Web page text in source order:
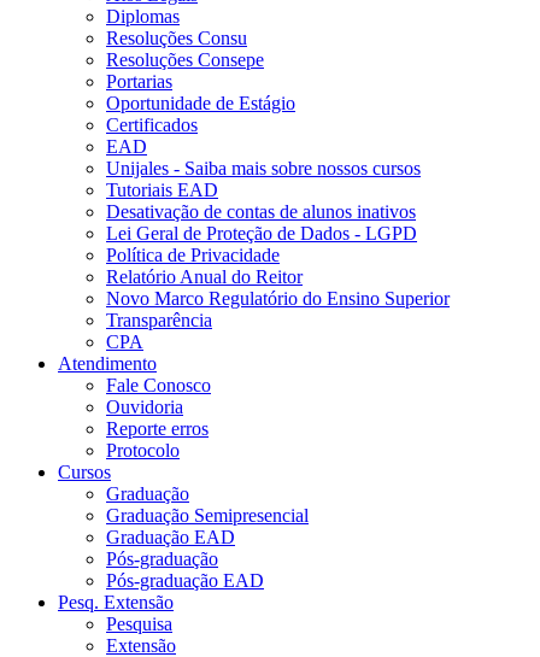
Diplomas
Resoluções Consu
Resoluções Consepe
Portarias
Oportunidade de Estágio
Certificados
EAD
Unijales - Saiba mais sobre nossos cursos
Tutoriais EAD
Desativação de contas de alunos inativos
Lei Geral de Proteção de Dados - LGPD
Política de Privacidade
Relatório Anual do Reitor
Novo Marco Regulatório do Ensino Superior
Transparência
CPA
Atendimento
Fale Conosco
Ouvidoria
Reporte erros
Protocolo
Cursos
Graduação
Graduação Semipresencial
Graduação EAD
Pós-graduação
Pós-graduação EAD
Pesq. Extensão
Pesquisa
Extensão